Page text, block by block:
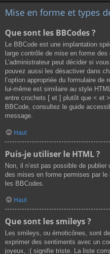
Mise en forme et types
Que sont les BBCodes ?
Le BBCode est une implantation
large contrôle de mise en forme des
L’administrateur peut décider si
pouvez aussi les désactiver dans
l’option appropriée du formulaire
lui-même est similaire au style
entre crochets [ et ] plutôt que < et
BBCode, consultez le guide
message.
Haut
Puis-je utiliser le HTML ?
Non, il n’est pas possible de
des mises en forme permises par
les BBCodes.
Haut
Que sont les smileys ?
Les smileys, ou émoticônes, sont
exprimer des sentiments avec un
joyeux, :( signifie triste. La liste